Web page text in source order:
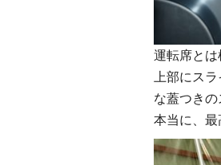
運転席とは
上部にス
な蓋つきの
本当に、最